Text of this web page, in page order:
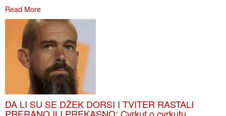
Read More
DA LI SU SE DŽEK DORSI I TVITER RASTALI